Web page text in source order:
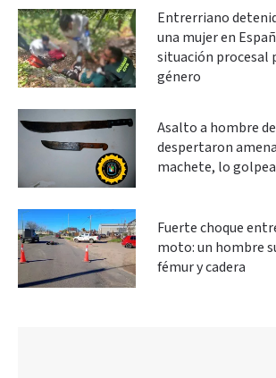
Entrerriano
una mujer en
situación procesal
género
Asalto a hombre
despertaron
machete, lo
Fuerte choque
moto: un hombre
fémur y cadera